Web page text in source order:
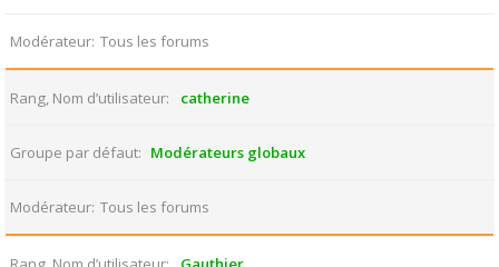
Modérateur Tous les forums
Rang, Nom d’utilisateur catherine
Groupe par défaut Modérateurs globaux
Modérateur Tous les forums